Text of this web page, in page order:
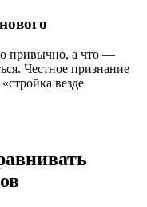
привычно, а что —
Честное признание
везде